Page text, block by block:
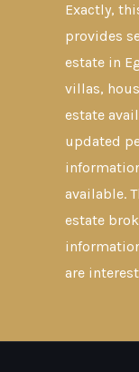
Exactly,
provides
estate in
villas,
estate
updated
available.
estate
are